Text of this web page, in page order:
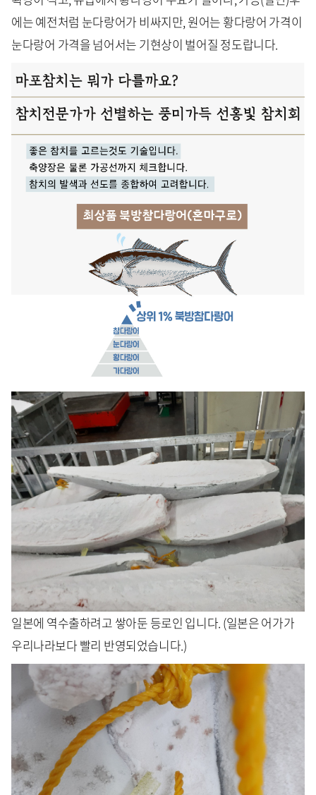
에는 예전처럼 눈다랑어가 비싸지만, 원어는 황다랑어 가격이
눈다랑어 가격을 넘어서는 기현상이 벌어질 정도랍니다.
일본에 역수출하려고 쌓아둔 등로인 입니다. (일본은 어가가
우리나라보다 빨리 반영되었습니다.)